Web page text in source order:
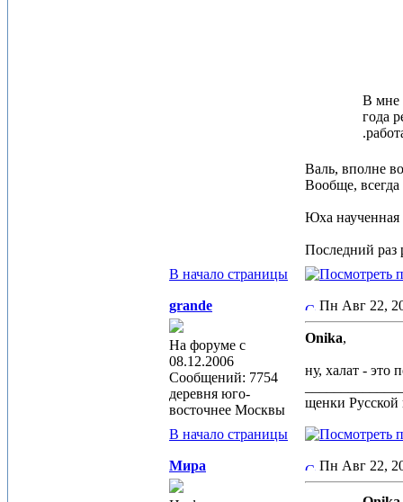
В мне
года
Валь, вполне
Вообще,
Юха наученная
Последний раз
В начало страницы
grande
На форуме с
08.12.2006
Сообщений: 7754
деревня юго-
восточнее Москвы
Пн Авг 22,
Onika,
ну, халат - это
щенки Русской
В начало страницы
Мира Пн Авг 22,